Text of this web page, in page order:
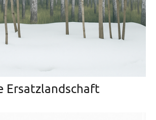
Ersatzlandschaft